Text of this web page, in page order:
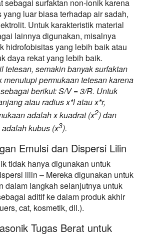
sebagai surfaktan non-ionik karena
luar biasa terhadap air sadah,
Untuk karakteristik material
lainnya digunakan, misalnya
hidrofobisitas yang lebih baik atau
daya rekat yang lebih baik.
tetesan, semakin banyak surfaktan
menutupi permukaan tetesan karena
berikut: S/V = 3/R. Untuk
atau radius x*l atau x*r,
adalah x kuadrat (x2) dan
kubus (x3).
Emulsi dan Dispersi Lilin
tidak hanya digunakan untuk
lilin – Mereka digunakan untuk
dalam langkah selanjutnya untuk
aditif ke dalam produk akhir
cat, kosmetik, dll.).
Tugas Berat untuk